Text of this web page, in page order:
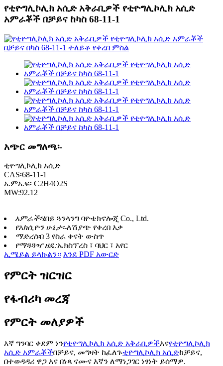
የቲዮግሊኮሊክ አሲድ አቅራቢዎች የቲዮግሊኮሊክ አሲድ
አምራቾች በቻይና ከካስ 68-11-1
አጭር መግለጫ፡-
ቲዮግሊኮሊክ አሲድ
CAS፡68-11-1
ኤምኤፍ፡ C2H4O2S
MW:92.12
አምራች፡ሄበይ ጓንላንግ ባዮቴክኖሎጂ Co., Ltd.
የአክሲዮን ሁኔታ፡-ለሽያጭ የቀረበ እቃ
ማድረስ፡በ 3 የስራ ቀናት ውስጥ
የማጓጓዣ ዘዴ:ኤክስፕረስ ፣ ባህር ፣ አየር
ኢሜይል ይላኩልን። እንደ PDF አውርድ
የምርት ዝርዝር
የፋብሪካ መረጃ
የምርት መለያዎች
እኛ ግንባር ቀደም ነንየቲዮግሊኮሊክ አሲድ አቅራቢዎችእናየቲዮግሊኮሊክ
አሲድ አምራቾችበቻይና, መግዛት ከፈለጉቲዮግሊኮሊክ አሲድከቻይና,
በተወዳዳሪ ዋጋ እና በነጻ ናሙና እኛን ለማነጋገር ነፃነት ይሰማዎ.